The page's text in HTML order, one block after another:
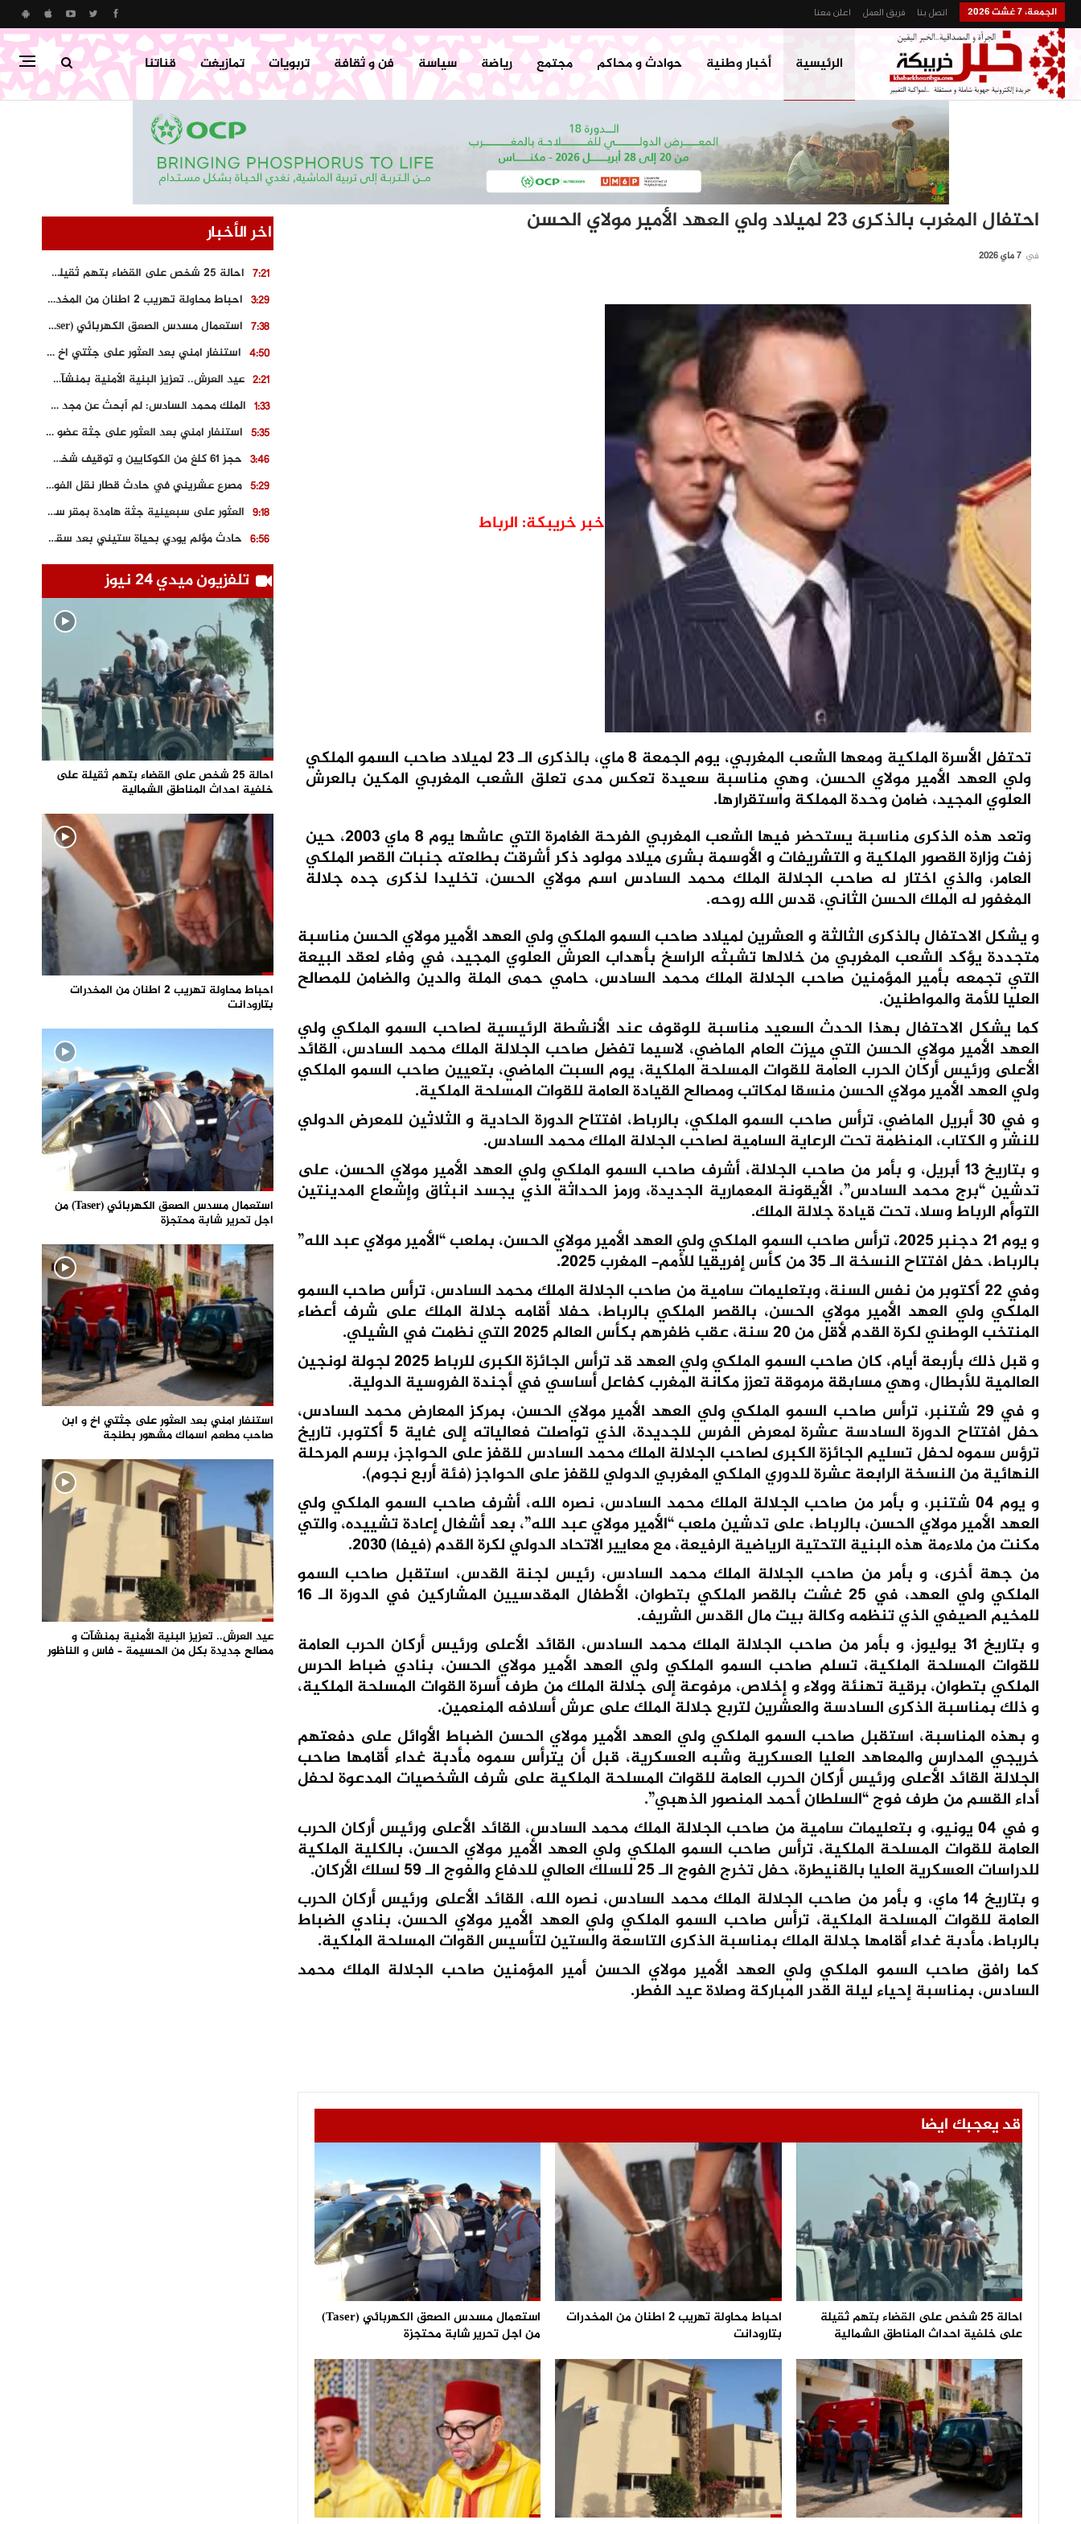
الجمعة، 7 غشت 2026 اتصل بنا فريق العمل اعلن معنا
الرئيسية أخبار وطنية حوادث و محاكم مجتمع رياضة سياسة فن و ثقافة تربويات تمازيغت قناتنا
احتفال المغرب بالذكرى 23 لميلاد ولي العهد الأمير مولاي الحسن
في 7 ماي 2026
خبر خريبكة: الرباط
تحتفل الأسرة الملكية ومعها الشعب المغربي، يوم الجمعة 8 ماي، بالذكرى الـ 23 لميلاد صاحب السمو الملكي
ولي العهد الأمير مولاي الحسن، وهي مناسبة سعيدة تعكس مدى تعلق الشعب المغربي المكين بالعرش
العلوي المجيد، ضامن وحدة المملكة واستقرارها.
وتعد هذه الذكرى مناسبة يستحضر فيها الشعب المغربي الفرحة الغامرة التي عاشها يوم 8 ماي 2003، حين
زفت وزارة القصور الملكية و التشريفات و الأوسمة بشرى ميلاد مولود ذكر أشرقت بطلعته جنبات القصر الملكي
العامر، والذي اختار له صاحب الجلالة الملك محمد السادس اسم مولاي الحسن، تخليدا لذكرى جده جلالة
المغفور له الملك الحسن الثاني، قدس الله روحه.
و يشكل الاحتفال بالذكرى الثالثة و العشرين لميلاد صاحب السمو الملكي ولي العهد الأمير مولاي الحسن مناسبة
متجددة يؤكد الشعب المغربي من خلالها تشبثه الراسخ بأهداب العرش العلوي المجيد، في وفاء لعقد البيعة
التي تجمعه بأمير المؤمنين صاحب الجلالة الملك محمد السادس، حامي حمى الملة والدين والضامن للمصالح
العليا للأمة والمواطنين.
كما يشكل الاحتفال بهذا الحدث السعيد مناسبة للوقوف عند الأنشطة الرئيسية لصاحب السمو الملكي ولي
العهد الأمير مولاي الحسن التي ميزت العام الماضي، لاسيما تفضل صاحب الجلالة الملك محمد السادس، القائد
الأعلى ورئيس أركان الحرب العامة للقوات المسلحة الملكية، يوم السبت الماضي، بتعيين صاحب السمو الملكي
ولي العهد الأمير مولاي الحسن منسقا لمكاتب ومصالح القيادة العامة للقوات المسلحة الملكية.
و في 30 أبريل الماضي، ترأس صاحب السمو الملكي، بالرباط، افتتاح الدورة الحادية و الثلاثين للمعرض الدولي
للنشر و الكتاب، المنظمة تحت الرعاية السامية لصاحب الجلالة الملك محمد السادس.
و بتاريخ 13 أبريل، و بأمر من صاحب الجلالة، أشرف صاحب السمو الملكي ولي العهد الأمير مولاي الحسن، على
تدشين “برج محمد السادس”، الأيقونة المعمارية الجديدة، ورمز الحداثة الذي يجسد انبثاق وإشعاع المدينتين
التوأم الرباط وسلا، تحت قيادة جلالة الملك.
و يوم 21 دجنبر 2025، ترأس صاحب السمو الملكي ولي العهد الأمير مولاي الحسن، بملعب “الأمير مولاي عبد الله”
بالرباط، حفل افتتاح النسخة الـ 35 من كأس إفريقيا للأمم- المغرب 2025.
وفي 22 أكتوبر من نفس السنة، وبتعليمات سامية من صاحب الجلالة الملك محمد السادس، ترأس صاحب السمو
الملكي ولي العهد الأمير مولاي الحسن، بالقصر الملكي بالرباط، حفلا أقامه جلالة الملك على شرف أعضاء
المنتخب الوطني لكرة القدم لأقل من 20 سنة، عقب ظفرهم بكأس العالم 2025 التي نظمت في الشيلي.
و قبل ذلك بأربعة أيام، كان صاحب السمو الملكي ولي العهد قد ترأس الجائزة الكبرى للرباط 2025 لجولة لونجين
العالمية للأبطال، وهي مسابقة مرموقة تعزز مكانة المغرب كفاعل أساسي في أجندة الفروسية الدولية.
و في 29 شتنبر، ترأس صاحب السمو الملكي ولي العهد الأمير مولاي الحسن، بمركز المعارض محمد السادس،
حفل افتتاح الدورة السادسة عشرة لمعرض الفرس للجديدة، الذي تواصلت فعالياته إلى غاية 5 أكتوبر، تاريخ
ترؤس سموه لحفل تسليم الجائزة الكبرى لصاحب الجلالة الملك محمد السادس للقفز على الحواجز، برسم المرحلة
النهائية من النسخة الرابعة عشرة للدوري الملكي المغربي الدولي للقفز على الحواجز (فئة أربع نجوم).
و يوم 04 شتنبر، و بأمر من صاحب الجلالة الملك محمد السادس، نصره الله، أشرف صاحب السمو الملكي ولي
العهد الأمير مولاي الحسن، بالرباط، على تدشين ملعب “الأمير مولاي عبد الله”، بعد أشغال إعادة تشييده، والتي
مكنت من ملاءمة هذه البنية التحتية الرياضية الرفيعة، مع معايير الاتحاد الدولي لكرة القدم (فيفا) 2030.
من جهة أخرى، و بأمر من صاحب الجلالة الملك محمد السادس، رئيس لجنة القدس، استقبل صاحب السمو
الملكي ولي العهد، في 25 غشت بالقصر الملكي بتطوان، الأطفال المقدسيين المشاركين في الدورة الـ 16
للمخيم الصيفي الذي تنظمه وكالة بيت مال القدس الشريف.
و بتاريخ 31 يوليوز، و بأمر من صاحب الجلالة الملك محمد السادس، القائد الأعلى ورئيس أركان الحرب العامة
للقوات المسلحة الملكية، تسلم صاحب السمو الملكي ولي العهد الأمير مولاي الحسن، بنادي ضباط الحرس
الملكي بتطوان، برقية تهنئة وولاء و إخلاص، مرفوعة إلى جلالة الملك من طرف أسرة القوات المسلحة الملكية،
و ذلك بمناسبة الذكرى السادسة والعشرين لتربع جلالة الملك على عرش أسلافه المنعمين.
و بهذه المناسبة، استقبل صاحب السمو الملكي ولي العهد الأمير مولاي الحسن الضباط الأوائل على دفعتهم
خريجي المدارس والمعاهد العليا العسكرية وشبه العسكرية، قبل أن يترأس سموه مأدبة غداء أقامها صاحب
الجلالة القائد الأعلى ورئيس أركان الحرب العامة للقوات المسلحة الملكية على شرف الشخصيات المدعوة لحفل
أداء القسم من طرف فوج “السلطان أحمد المنصور الذهبي”.
و في 04 يونيو، و بتعليمات سامية من صاحب الجلالة الملك محمد السادس، القائد الأعلى ورئيس أركان الحرب
العامة للقوات المسلحة الملكية، ترأس صاحب السمو الملكي ولي العهد الأمير مولاي الحسن، بالكلية الملكية
للدراسات العسكرية العليا بالقنيطرة، حفل تخرج الفوج الـ 25 للسلك العالي للدفاع والفوج الـ 59 لسلك الأركان.
و بتاريخ 14 ماي، و بأمر من صاحب الجلالة الملك محمد السادس، نصره الله، القائد الأعلى ورئيس أركان الحرب
العامة للقوات المسلحة الملكية، ترأس صاحب السمو الملكي ولي العهد الأمير مولاي الحسن، بنادي الضباط
بالرباط، مأدبة غداء أقامها جلالة الملك بمناسبة الذكرى التاسعة والستين لتأسيس القوات المسلحة الملكية.
كما رافق صاحب السمو الملكي ولي العهد الأمير مولاي الحسن أمير المؤمنين صاحب الجلالة الملك محمد
السادس، بمناسبة إحياء ليلة القدر المباركة وصلاة عيد الفطر.
قد يعجبك ايضا
احالة 25 شخص على القضاء بتهم ثقيلة
على خلفية احداث المناطق الشمالية
احباط محاولة تهريب 2 اطنان من المخدرات
بتارودانت
استعمال مسدس الصعق الكهربائي (Taser)
من اجل تحرير شابة محتجزة
اخر الأخبار
7:21
احالة 25 شخص على القضاء بتهم ثقيلة على خلفية احداث المناطق الشمالية
3:29
احباط محاولة تهريب 2 اطنان من المخدرات بتارودانت
7:38
استعمال مسدس الصعق الكهربائي (Taser) من اجل تحرير شابة محتجزة
4:50
استنفار امني بعد العثور على جثتي اخ و ابن صاحب مطعم اسماك مشهور بطنجة
2:21
عيد العرش.. تعزيز البنية الأمنية بمنشآت و مصالح جديدة بكل من الحسيمة – فاس و الناظور
1:33
الملك محمد السادس: لم أبحث عن مجد شخصي.. وهَمي كرامة المغاربة
5:35
استنفار امني بعد العثور على جثة عضو سابق في حزب المصباح بالقنيطرة..
3:46
حجز 61 كلغ من الكوكايين و توقيف شخصين بالكركرات
5:29
مصرع عشريني في حادث قطار نقل الفوسفاط..
9:18
العثور على سبعينية جثة هامدة بمقر سكناها بمراكش
6:56
حادث مؤلم يودي بحياة ستيني بعد سقوطه في فرن تقليدي “للجير”
3:02
مصرع شابة ثلاثينية إثر سقوط سيارتها من منحدر خطير بالجرف الأصفر
3:04
6:42
العثور على جثة سبعيني مدفونة بعد أسابيع من اختفائه الغامض
4:40
تلفزيون ميدي 24 نيوز
احالة 25 شخص على القضاء بتهم ثقيلة على
خلفية احداث المناطق الشمالية
احباط محاولة تهريب 2 اطنان من المخدرات
بتارودانت
استعمال مسدس الصعق الكهربائي (Taser) من
اجل تحرير شابة محتجزة
استنفار امني بعد العثور على جثتي اخ و ابن
صاحب مطعم اسماك مشهور بطنجة
عيد العرش.. تعزيز البنية الأمنية بمنشآت و
مصالح جديدة بكل من الحسيمة – فاس و الناظور